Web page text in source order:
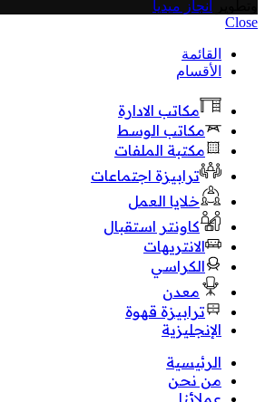
انجاز ميديا
Close
القائمة
الأقسام
مكاتب الادارة
مكاتب الوسط
مكتبة الملفات
ترابيزة اجتماعات
خلايا العمل
كاونتر استقبال
الانتريهات
الكراسي
معدن
ترابيزة قهوة
الإنجليزية
الرئيسية
من نحن
عملائنا